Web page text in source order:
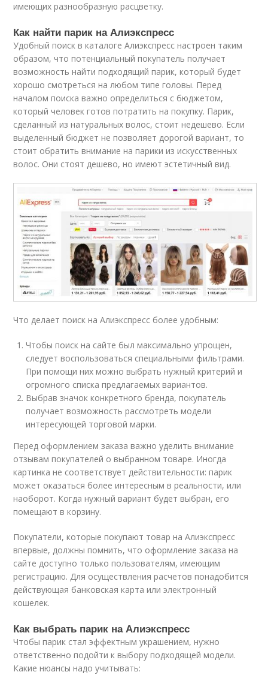
имеющих разнообразную расцветку.
Как найти парик на Алиэкспресс
Удобный поиск в каталоге Алиэкспресс настроен таким
образом, что потенциальный покупатель получает
возможность найти подходящий парик, который будет
хорошо смотреться на любом типе головы. Перед
началом поиска важно определиться с бюджетом,
который человек готов потратить на покупку. Парик,
сделанный из натуральных волос, стоит недешево. Если
выделенный бюджет не позволяет дорогой вариант, то
стоит обратить внимание на парики из искусственных
волос. Они стоят дешево, но имеют эстетичный вид.
Что делает поиск на Алиэкспресс более удобным:
Чтобы поиск на сайте был максимально упрощен,
следует воспользоваться специальными фильтрами.
При помощи них можно выбрать нужный критерий и
огромного списка предлагаемых вариантов.
Выбрав значок конкретного бренда, покупатель
получает возможность рассмотреть модели
интересующей торговой марки.
Перед оформлением заказа важно уделить внимание
отзывам покупателей о выбранном товаре. Иногда
картинка не соответствует действительности: парик
может оказаться более интересным в реальности, или
наоборот. Когда нужный вариант будет выбран, его
помещают в корзину.
Покупатели, которые покупают товар на Алиэкспресс
впервые, должны помнить, что оформление заказа на
сайте доступно только пользователям, имеющим
регистрацию. Для осуществления расчетов понадобится
действующая банковская карта или электронный
кошелек.
Как выбрать парик на Алиэкспресс
Чтобы парик стал эффектным украшением, нужно
ответственно подойти к выбору подходящей модели.
Какие нюансы надо учитывать: